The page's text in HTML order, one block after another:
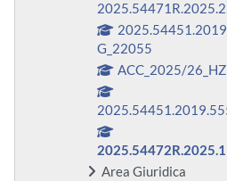
G_22055
ACC_2025/26_HZ
Area Giuridica